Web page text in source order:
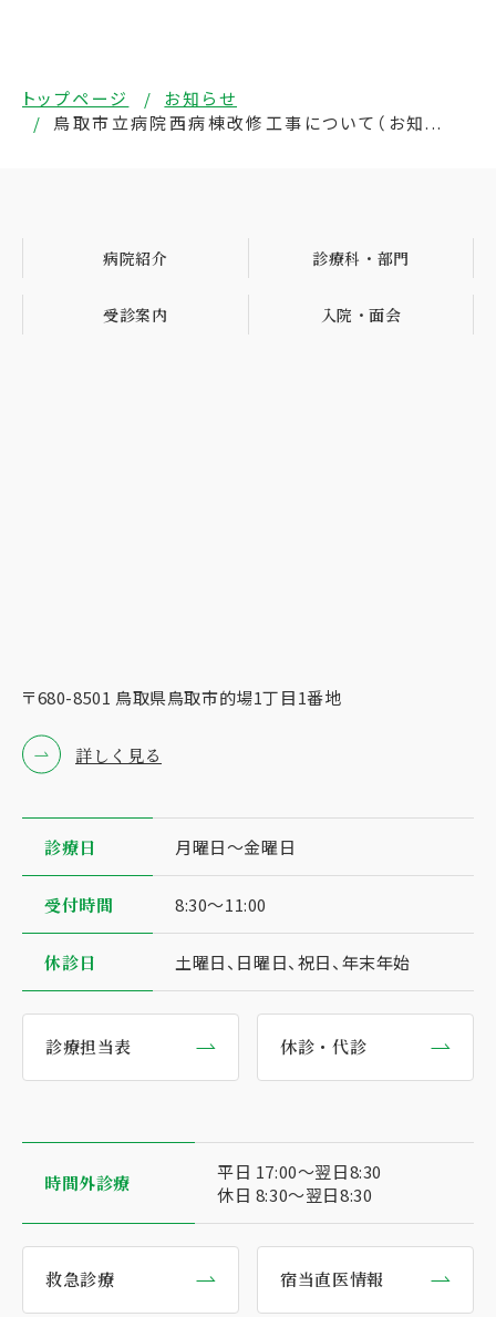
トップページ
お知らせ
鳥取市立病院西病棟改修工事について（お知...
病院紹介 診療科・部門
受診案内 入院・面会
〒680-8501 ⿃取県⿃取市的場1丁⽬1番地
詳しく見る
診療⽇ ⽉曜⽇〜⾦曜⽇
受付時間 8:30〜11:00
休診日 土曜日、日曜日、祝日、年末年始
診療担当表 休診・代診
時間外診療
平日 17:00〜翌日8:30
休日 8:30〜翌日8:30
救急診療 宿当直医情報